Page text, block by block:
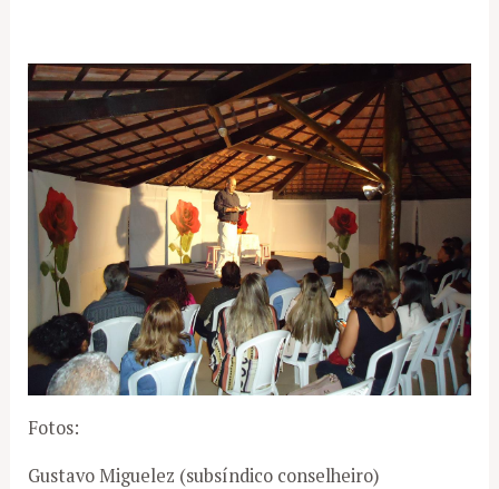
Fotos:
Gustavo Miguelez (subsíndico conselheiro)